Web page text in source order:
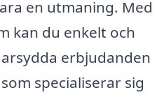
en utmaning. Med
kan du enkelt och
erbjudanden
specialiserar sig